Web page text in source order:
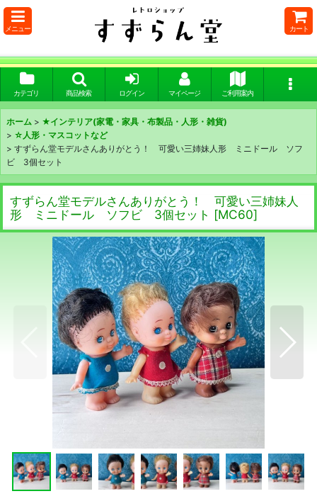
メニュー カート
カテゴリ 商品検索 ログイン マイページ ご利用案内
ホーム > ★インテリア(家電・家具・布製品・人形・雑貨)
> ☆人形・マスコットなど
> すずらん堂モデルさんありがとう！ 可愛い三姉妹人形 ミニドール ソフ
ビ 3個セット
すずらん堂モデルさんありがとう！ 可愛い三姉妹人
形 ミニドール ソフビ 3個セット [MC60]